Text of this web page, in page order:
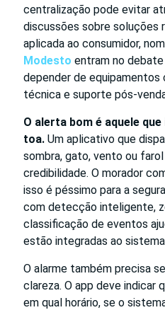
centralização pode evitar
discussões sobre soluções
aplicada ao consumidor,
Modesto entram no
depender de
técnica e suporte pós-
O alerta bom é aquele
toa. Um aplicativo que
sombra, gato, vento ou
credibilidade. O morador
isso é péssimo para a
com detecção inteligente,
classificação de eventos
estão integradas ao
O alarme também precisa
clareza. O app deve indicar
em qual horário, se o